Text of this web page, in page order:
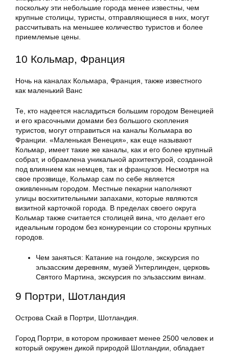
поскольку эти небольшие города менее известны, чем
крупные столицы, туристы, отправляющиеся в них, могут
рассчитывать на меньшее количество туристов и более
приемлемые цены.
10 Кольмар, Франция
Ночь на каналах Кольмара, Франция, также известного
как маленький Ванс
Те, кто надеется насладиться большим городом Венецией
и его красочными домами без большого скопления
туристов, могут отправиться на каналы Кольмара во
Франции. «Маленькая Венеция», как еще называют
Кольмар, имеет такие же каналы, как и его более крупный
собрат, и обрамлена уникальной архитектурой, созданной
под влиянием как немцев, так и французов. Несмотря на
свое прозвище, Кольмар сам по себе является
оживленным городом. Местные пекарни наполняют
улицы восхитительными запахами, которые являются
визитной карточкой города. В пределах своего округа
Кольмар также считается столицей вина, что делает его
идеальным городом без конкуренции со стороны крупных
городов.
Чем заняться: Катание на гондоле, экскурсия по
эльзасским деревням, музей Унтерлинден, церковь
Святого Мартина, экскурсия по эльзасским винам.
9 Портри, Шотландия
Острова Скай в Портри, Шотландия.
Город Портри, в котором проживает менее 2500 человек и
который окружен дикой природой Шотландии, обладает